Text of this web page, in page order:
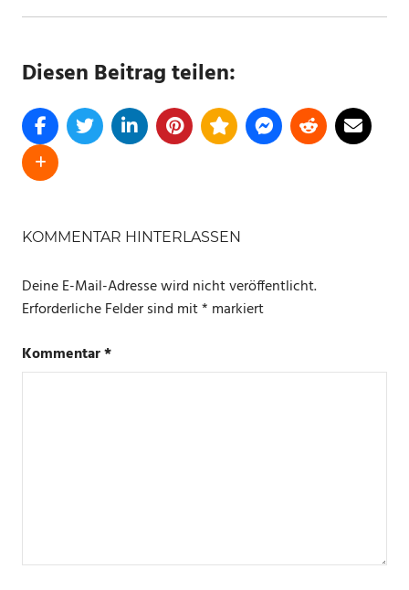
Diesen Beitrag teilen:
ALEXA
REVIEW
KOMMENTAR HINTERLASSEN
Deine E-Mail-Adresse wird nicht veröffentlicht.
Erforderliche Felder sind mit* markiert
Kommentar*